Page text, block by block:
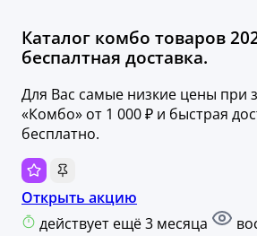
Каталог комбо товаров
беспалтная доставка.
Для Вас самые низкие цены при
«Комбо» от 1 000 ₽ и быстрая
бесплатно.
Открыть акцию
действует ещё 3 месяца